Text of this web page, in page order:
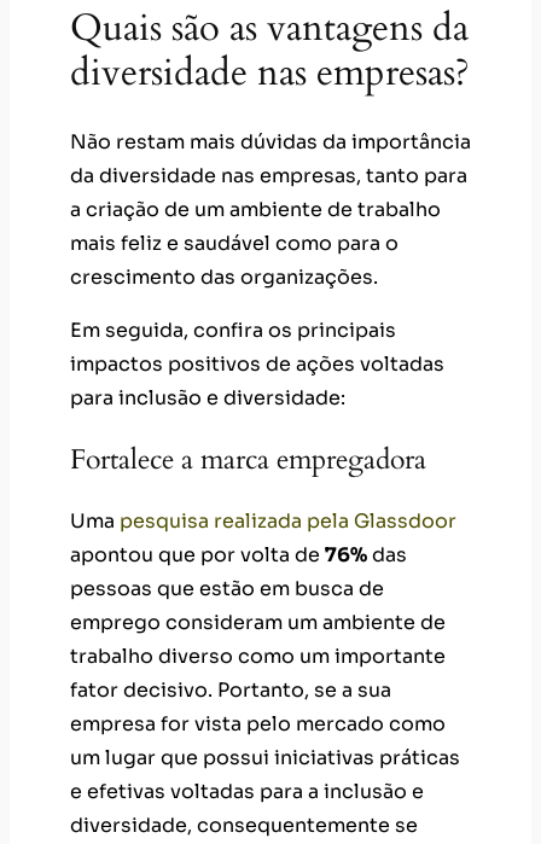
Quais são as vantagens da
diversidade nas empresas?
Não restam mais dúvidas da importância
da diversidade nas empresas, tanto para
a criação de um ambiente de trabalho
mais feliz e saudável como para o
crescimento das organizações.
Em seguida, confira os principais
impactos positivos de ações voltadas
para inclusão e diversidade:
Fortalece a marca empregadora
Uma pesquisa realizada pela Glassdoor
apontou que por volta de 76%das
pessoas que estão em busca de
emprego consideram um ambiente de
trabalho diverso como um importante
fator decisivo. Portanto, se a sua
empresa for vista pelo mercado como
um lugar que possui iniciativas práticas
e efetivas voltadas para a inclusão e
diversidade, consequentemente se